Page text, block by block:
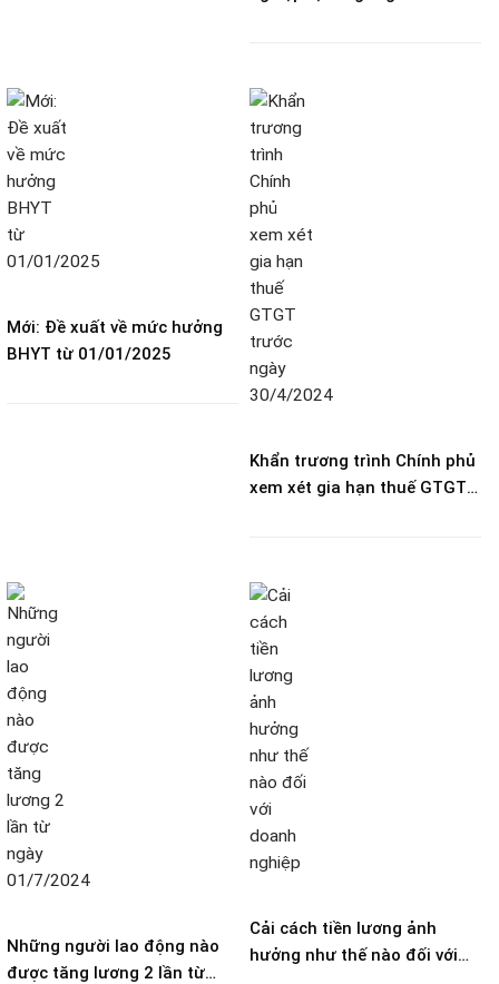
Mới: Đề xuất về mức hưởng
BHYT từ 01/01/2025
Khẩn trương trình Chính phủ
xem xét gia hạn thuế GTGT
Những người lao động nào
được tăng lương 2 lần từ
Cải cách tiền lương ảnh
hưởng như thế nào đối với